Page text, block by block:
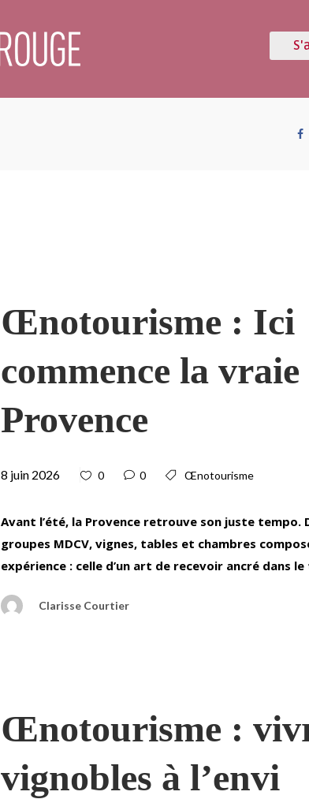
Œnotourisme : Ici
commence la vraie
Provence
8 juin 2026 0 0 Œnotourisme
Avant l’été, la Provence retrouve son juste tempo.
groupes MDCV, vignes, tables et chambres
expérience : celle d’un art de recevoir ancré dans
Clarisse Courtier
Œnotourisme :
vignobles à l’envi